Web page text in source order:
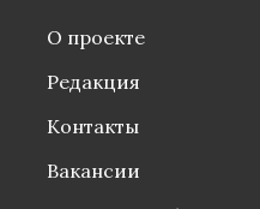
О проекте
Редакция
Контакты
Вакансии